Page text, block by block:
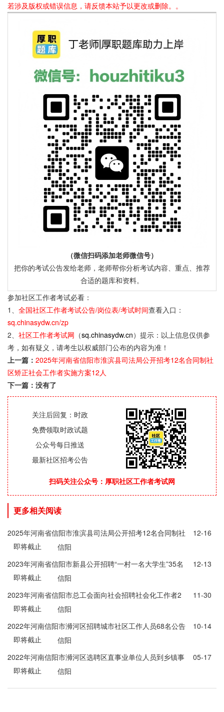
若涉及版权或错误信息，请反馈本站予以更改或删除。。
（微信扫码添加老师微信号）
把你的考试公告发给老师，老师帮你分析考试内容、重点、推荐
合适的题库和资料。
参加社区工作者考试必看：
1、 全国社区工作者考试公告/岗位表/考试时间查看入口：
sq.chinasydw.cn/zp
2、 社区工作者考试网 （sq.chinasydw.cn）提示：以上信息仅供参
考，如有疑义，请考生以权威部门公布的内容为准！
上一篇： 2025年河南省信阳市淮滨县司法局公开招考12名合同制社
区矫正社会工作者实施方案12人
下一篇：没有了
关注后回复：时政
免费领取时政试题
公众号每日推送
最新社区招考公告
扫码关注公众号：厚职社区工作者考试网
更多相关阅读
2025年河南省信阳市淮滨县司法局公开招考12名合同制社
区矫正社会工作者实施方案12人
12-16
即将截止
信阳
2023年河南省信阳市新县公开招聘“一村一名大学生”35名
12-13
即将截止
信阳
2023年河南省信阳市总工会面向社会招聘社会化工作者2
名
11-30
即将截止
信阳
2022年河南信阳市浉河区招聘城市社区工作人员68名公告
10-14
即将截止
信阳
2022年河南信阳市浉河区选聘区直事业单位人员到乡镇事
业单位工作公告
05-17
即将截止
信阳